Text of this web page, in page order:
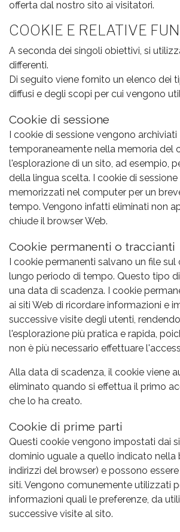
offerta dal nostro sito ai visitatori.
COOKIE E RELATIVE
A seconda dei singoli obiettivi, si
differenti.
Di seguito viene fornito un elenco dei
diffusi e degli scopi per cui vengono
Cookie di sessione
I cookie di sessione vengono archiviati
temporaneamente nella memoria del
l'esplorazione di un sito, ad esempio,
della lingua scelta. I cookie di
memorizzati nel computer per un
tempo. Vengono infatti eliminati non
chiude il browser Web.
Cookie permanenti o traccianti
I cookie permanenti salvano un file
lungo periodo di tempo. Questo tipo
una data di scadenza. I cookie
ai siti Web di ricordare informazioni e
successive visite degli utenti,
l'esplorazione più pratica e rapida,
non è più necessario effettuare
Alla data di scadenza, il cookie viene
eliminato quando si effettua il primo
che lo ha creato.
Cookie di prime parti
Questi cookie vengono impostati dai
dominio uguale a quello indicato nella
indirizzi del browser) e possono
siti. Vengono comunemente utilizzati
informazioni quali le preferenze, da
successive visite al sito.